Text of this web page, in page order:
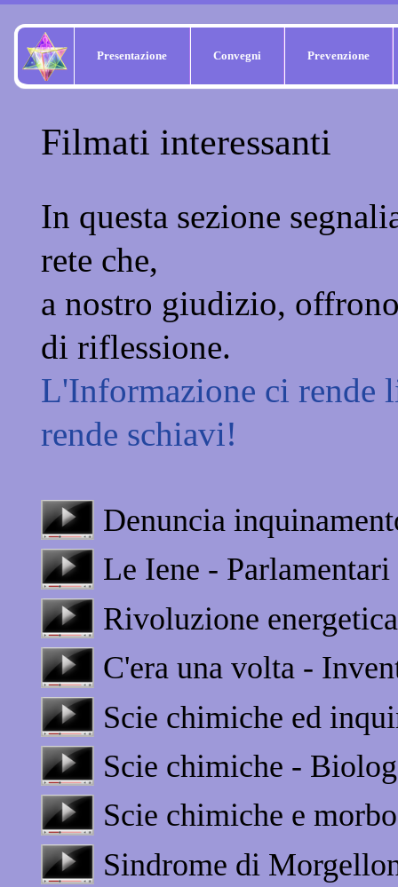
Presentazione Convegni Prevenzione
Filmati interessanti
In questa sezione
rete che,
a nostro giudizio,
di riflessione.
L'Informazione ci rende
rende schiavi!
Denuncia
Le Iene -
Rivoluzione energetica
C'era una volta -
Scie chimiche ed
Scie chimiche -
Scie chimiche e
Sindrome di